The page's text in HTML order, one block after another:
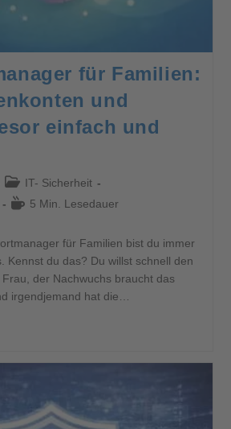
für Familien:
und
einfach und
IT- Sicherheit
5 Min. Lesedauer
für Familien bist du immer
Kennst du das? Du willst schnell den
der Nachwuchs braucht das
irgendjemand hat die…